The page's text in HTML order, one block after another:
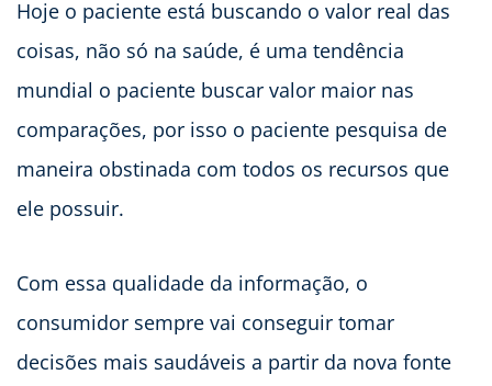
Hoje o paciente está buscando o valor real das
coisas, não só na saúde, é uma tendência
mundial o paciente buscar valor maior nas
comparações, por isso o paciente pesquisa de
maneira obstinada com todos os recursos que
ele possuir.
Com essa qualidade da informação, o
consumidor sempre vai conseguir tomar
decisões mais saudáveis a partir da nova fonte